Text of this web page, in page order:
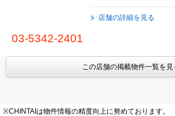
店舗の詳細を見る
03-5342-2401
この店舗の掲載物件一覧を見
※CHINTAIは物件情報の精度向上に努めております。